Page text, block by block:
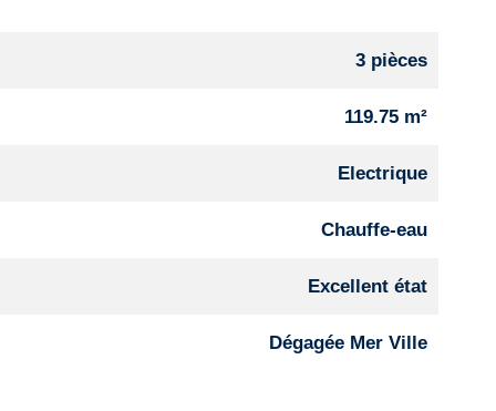
3 pièces
119.75 m²
Electrique
Chauffe-eau
Excellent état
Dégagée Mer Ville